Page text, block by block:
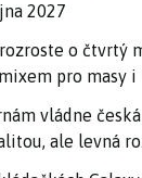
2027
rozroste o čtvrtý
pro masy
vládne česká
ale levná